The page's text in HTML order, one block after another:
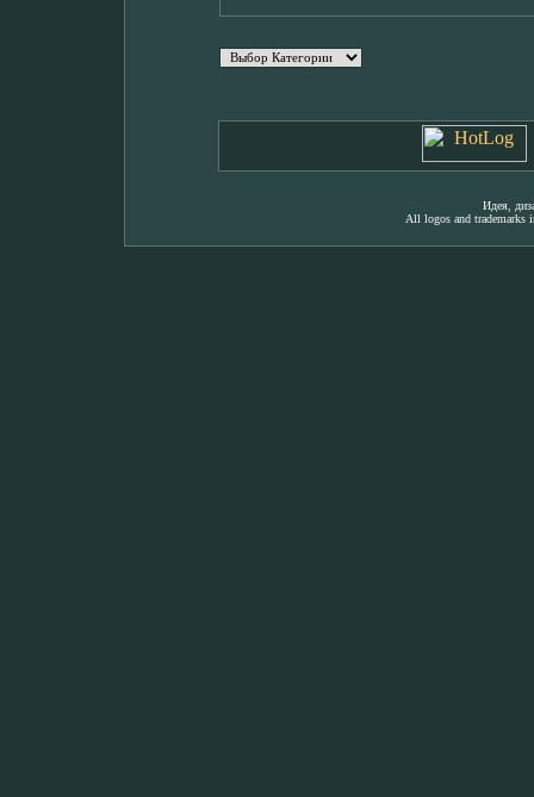
Идея,
All logos and trademarks